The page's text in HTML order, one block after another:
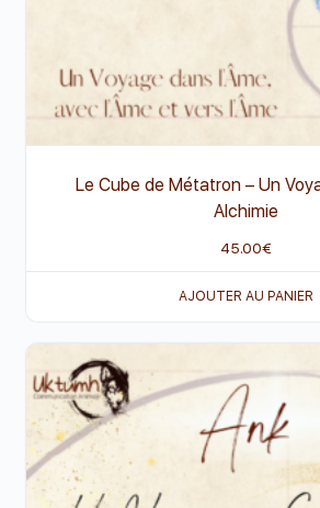
Le Cube de Métatron – Un
Alchimie
45.00€
AJOUTER AU PANIER